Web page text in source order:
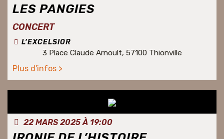
LES PANGIES
CONCERT
L’EXCELSIOR
3 Place Claude Arnoult, 57100 Thionville
Plus d'infos >
22 MARS 2025 À 19:00